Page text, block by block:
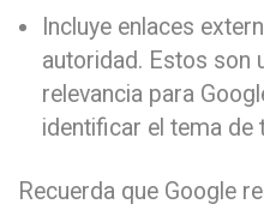
Incluye enlaces
autoridad. Estos son
relevancia para
identificar el tema de
Recuerda que Google